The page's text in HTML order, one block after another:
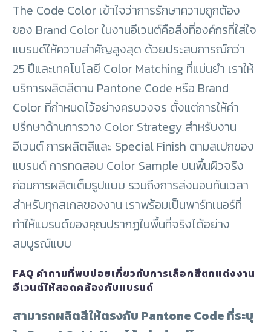
The Code Color เข้าใจว่าการรักษาความถูกต้อง
ของ Brand Color ในงานอีเวนต์คือสิ่งที่องค์กรที่ใส่ใจ
แบรนด์ให้ความสำคัญสูงสุด ด้วยประสบการณ์กว่า
25 ปีและเทคโนโลยี Color Matching ที่แม่นยำ เราให้
บริการผลิตสีตาม Pantone Code หรือ Brand
Color ที่กำหนดไว้อย่างครบวงจร ตั้งแต่การให้คำ
ปรึกษาด้านการวาง Color Strategy สำหรับงาน
อีเวนต์ การผลิตสีและ Special Finish ตามสเปกของ
แบรนด์ การทดสอบ Color Sample บนพื้นผิวจริง
ก่อนการผลิตเต็มรูปแบบ รวมถึงการส่งมอบทันเวลา
สำหรับทุกสเกลของงาน เราพร้อมเป็นพาร์ทเนอร์ที่
ทำให้แบรนด์ของคุณปรากฏในพื้นที่จริงได้อย่าง
สมบูรณ์แบบ
FAQ คำถามที่พบบ่อยเกี่ยวกับการเลือกสีตกแต่งงาน
อีเวนต์ให้สอดคล้องกับแบรนด์
สามารถผลิตสีให้ตรงกับ Pantone Code ที่ระบุ